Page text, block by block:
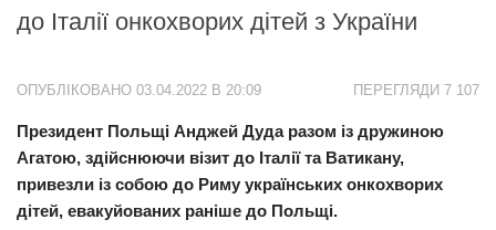
Львів
Харків
Донбас
Одеса
Схід
до Італії онкохворих дітей з України
ПЕРЕГЛЯДИ 7 107
ОПУБЛІКОВАНО 03.04.2022 В 20:09
Президент Польщі Анджей Дуда разом із дружиною
Агатою, здійснюючи візит до Італії та Ватикану,
привезли із собою до Риму українських онкохворих
дітей, евакуйованих раніше до Польщі.